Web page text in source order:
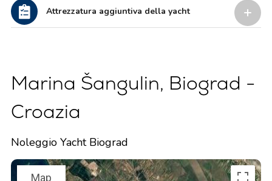
Attrezzatura aggiuntiva della yacht
Marina Šangulin, Biograd -
Croazia
Noleggio Yacht Biograd
Map